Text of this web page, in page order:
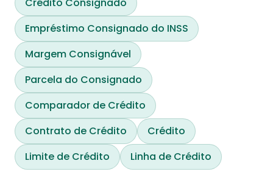
Crédito Consignado
Empréstimo Consignado do INSS
Margem Consignável
Parcela do Consignado
Comparador de Crédito
Contrato de Crédito
Crédito
Limite de Crédito
Linha de Crédito